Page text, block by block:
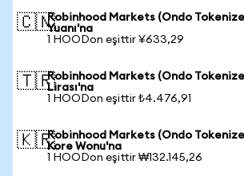
🇨🇳Robinhood Markets (Ondo
Yuanı'na
1 HOODon eşittir ¥633,29
🇹🇷Robinhood Markets (Ondo
Lirası'na
1 HOODon eşittir ₺4.476,91
🇰🇷Robinhood Markets (Ondo
Kore Wonu'na
1 HOODon eşittir ₩132.145,26